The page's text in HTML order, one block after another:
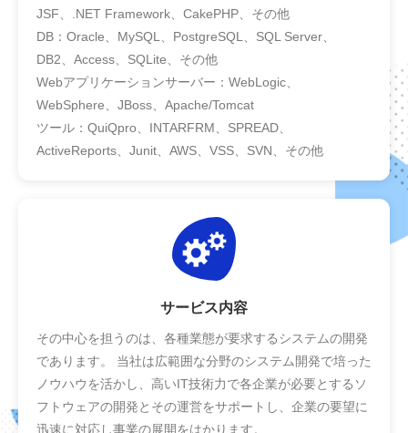
JSF、.NET Framework、CakePHP、その他
DB：Oracle、MySQL、PostgreSQL、SQL Server、
DB2、Access、SQLite、その他
Webアプリケーションサーバー：WebLogic、
WebSphere、JBoss、Apache/Tomcat
ツール：QuiQpro、INTARFRM、SPREAD、
ActiveReports、Junit、AWS、VSS、SVN、その他
サービス内容
その中心を担うのは、各種業態が要求するシステムの開発
であります。 当社は広範囲な分野のシステム開発で培った
ノウハウを活かし、高いIT技術力で各企業が必要とするソ
フトウェアの開発とその運営をサポートし、企業の要望に
迅速に対応し事業の展開をはかります。